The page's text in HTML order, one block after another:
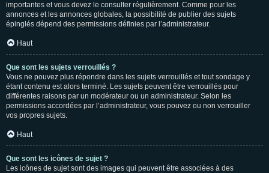
importantes et vous devez le consulter régulièrement. Comme pour les
annonces et les annonces globales, la possibilité de publier des sujets
épinglés dépend des permissions définies par l’administrateur.
Haut
Que sont les sujets verrouillés ?
Vous ne pouvez plus répondre dans les sujets verrouillés et tout sondage y
étant contenu est alors terminé. Les sujets peuvent être verrouillés pour
différentes raisons par un modérateur ou un administrateur. Selon les
permissions accordées par l’administrateur, vous pouvez ou non verrouiller
vos propres sujets.
Haut
Que sont les icônes de sujet ?
Les icônes de sujet sont des images qui peuvent être associées à des